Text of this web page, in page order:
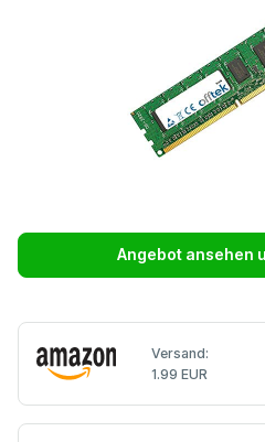
Angebot ansehen
Versand:
1.99 EUR